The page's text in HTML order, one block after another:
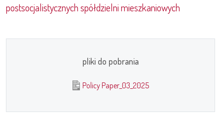
postsocjalistycznych spółdzielni mieszkaniowych
pliki do pobrania
Policy Paper_03_2025